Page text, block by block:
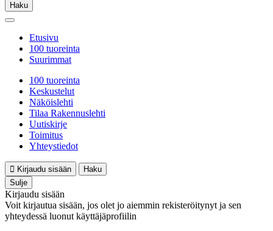
Haku
Etusivu
100 tuoreinta
Suurimmat
100 tuoreinta
Keskustelut
Näköislehti
Tilaa Rakennuslehti
Uutiskirje
Toimitus
Yhteystiedot
Kirjaudu sisään
Haku
Sulje
Kirjaudu sisään
Voit kirjautua sisään, jos olet jo aiemmin rekisteröitynyt ja sen
yhteydessä luonut käyttäjäprofiilin